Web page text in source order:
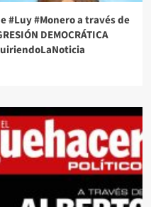
#Luy #Monero a través de
DEMOCRÁTICA